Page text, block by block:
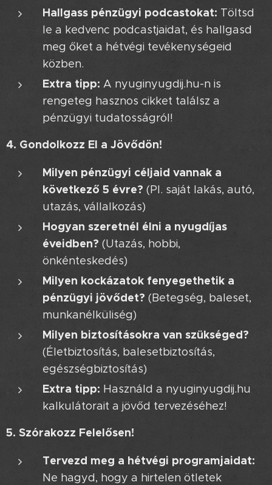
Hallgass pénzügyi podcastokat: Töltsd
le a kedvenc podcastjaidat, és hallgasd
meg őket a hétvégi tevékenységeid
közben.
Extra tipp: A nyuginyugdij.hu-n is
rengeteg hasznos cikket találsz a
pénzügyi tudatosságról! 😉
4. Gondolkozz El a Jövődön!
Milyen pénzügyi céljaid vannak a
következő 5 évre? (Pl. saját lakás, autó,
utazás, vállalkozás)
Hogyan szeretnél élni a nyugdíjas
éveidben? (Utazás, hobbi,
önkénteskedés)
Milyen kockázatok fenyegethetik a
pénzügyi jövődet? (Betegség, baleset,
munkanélküliség)
Milyen biztosításokra van szükséged?
(Életbiztosítás, balesetbiztosítás,
egészségbiztosítás)
Extra tipp: Használd a nyuginyugdij.hu
kalkulátorait a jövőd tervezéséhez! 🚀
5. Szórakozz Felelősen!
Tervezd meg a hétvégi programjaidat:
Ne hagyd, hogy a hirtelen ötletek